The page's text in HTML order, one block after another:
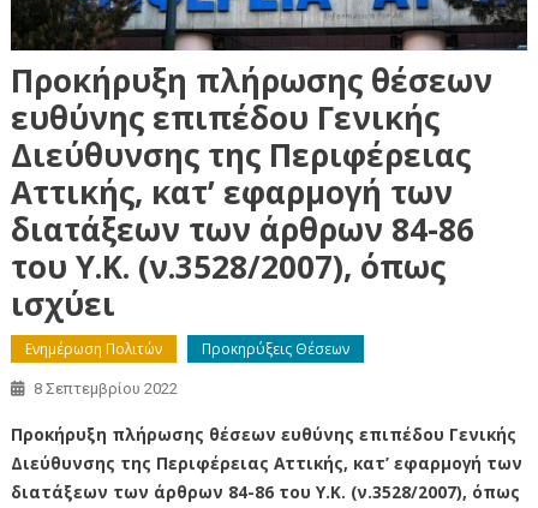
Προκήρυξη πλήρωσης θέσεων
ευθύνης επιπέδου Γενικής
Διεύθυνσης της Περιφέρειας
Αττικής, κατ’ εφαρμογή των
διατάξεων των άρθρων 84-86
του Υ.Κ. (ν.3528/2007), όπως
ισχύει
Ενημέρωση Πολιτών Προκηρύξεις Θέσεων
8 Σεπτεμβρίου 2022
Προκήρυξη πλήρωσης θέσεων ευθύνης επιπέδου Γενικής
Διεύθυνσης της Περιφέρειας Αττικής, κατ’ εφαρμογή των
διατάξεων των άρθρων 84-86 του Υ.Κ. (ν.3528/2007), όπως